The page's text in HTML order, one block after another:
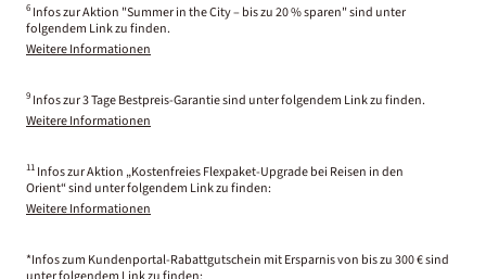
6 Infos zur Aktion "Summer in the City – bis zu 20 % sparen" sind unter
folgendem Link zu finden.
Weitere Informationen
9 Infos zur 3 Tage Bestpreis-Garantie sind unter folgendem Link zu finden.
Weitere Informationen
11 Infos zur Aktion „Kostenfreies Flexpaket-Upgrade bei Reisen in den
Orient“ sind unter folgendem Link zu finden:
Weitere Informationen
*Infos zum Kundenportal-Rabattgutschein mit Ersparnis von bis zu 300 € sind